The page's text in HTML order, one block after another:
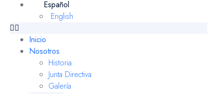
Español
English
Inicio
Nosotros
Historia
Junta Directiva
Galería